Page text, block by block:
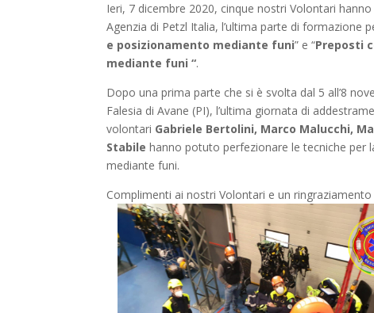
Ieri, 7 dicembre 2020, cinque nostri Volontari
Agenzia di Petzl Italia, l’ultima parte di formazione
e posizionamento mediante funi” e “Preposti
mediante funi “.
Dopo una prima parte che si è svolta dal 5 all’8
Falesia di Avane (PI), l’ultima giornata di
volontari Gabriele Bertolini, Marco Malucchi,
Stabilehanno potuto perfezionare le tecniche per
mediante funi.
Complimenti ai nostri Volontari e un